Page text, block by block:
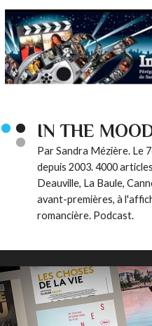
IN THE
Par Sandra Mézière. Le
depuis 2003. 4000
Deauville, La Baule,
avant-premières, à
romancière. Podcast.